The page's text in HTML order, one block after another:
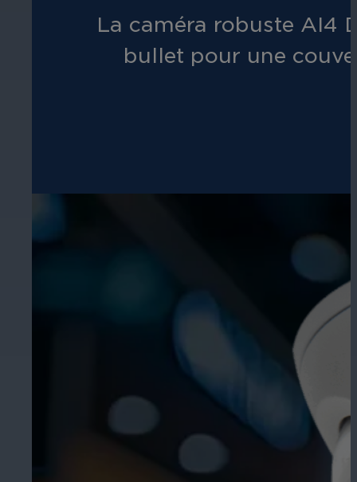
La caméra robuste AI4
bullet pour une